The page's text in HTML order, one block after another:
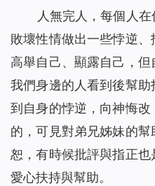
人無完人，每個人
敗壞性情做出一些悖逆
高舉自己、顯露自己，
我們身邊的人看到後幫
到自身的悖逆，向神悔改
的，可見對弟兄姊妹的
恕，有時候批評與指正
愛心扶持與幫助。